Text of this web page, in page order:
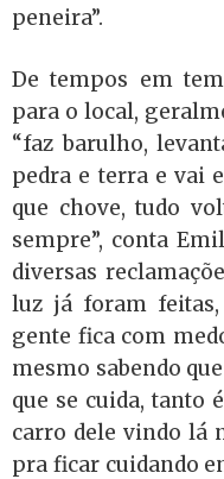
peneira”.
De tempos em
para o local,
“faz barulho,
pedra e terra e vai
que chove, tudo
sempre”, conta
diversas
luz já foram
gente fica com
mesmo sabendo
que se cuida, tanto
carro dele vindo lá
pra ficar cuidando